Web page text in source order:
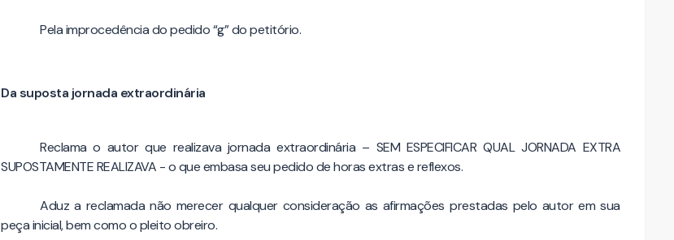
Pela improcedência do pedido “g” do petitório.
Da suposta jornada extraordinária
Reclama o autor que realizava jornada extraordinária – SEM ESPECIFICAR QUAL JORNADA EXTRA
SUPOSTAMENTE REALIZAVA - o que embasa seu pedido de horas extras e reflexos.
Aduz a reclamada não merecer qualquer consideração as afirmações prestadas pelo autor em sua
peça inicial, bem como o pleito obreiro.